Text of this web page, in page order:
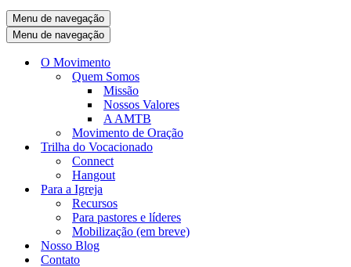
Menu de navegação
Menu de navegação
O Movimento
Quem Somos
Missão
Nossos Valores
A AMTB
Movimento de Oração
Trilha do Vocacionado
Connect
Hangout
Para a Igreja
Recursos
Para pastores e líderes
Mobilização (em breve)
Nosso Blog
Contato